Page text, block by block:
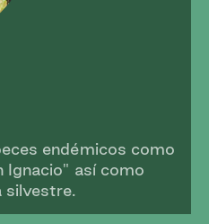
endémicos como
Ignacio" así como
silvestre.